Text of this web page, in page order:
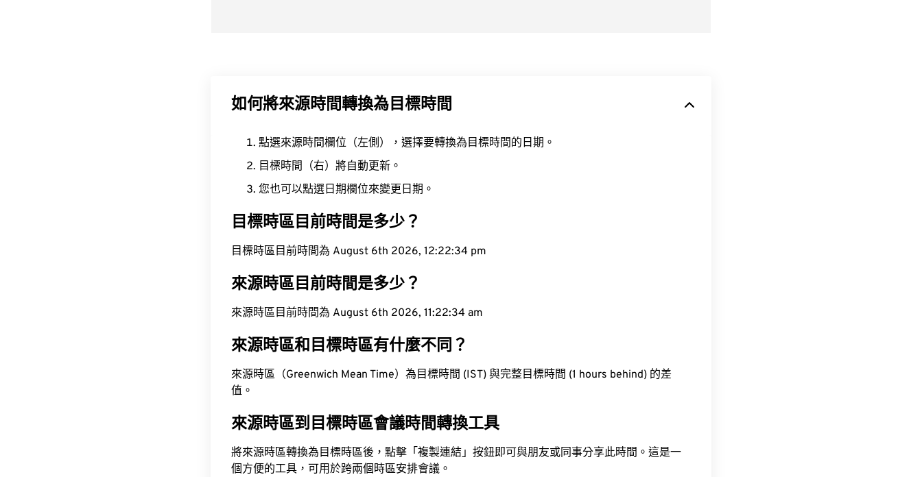
如何將來源時間轉換為目標時間
點選來源時間欄位（左側），選擇要轉換為目標時間的日期。
目標時間（右）將自動更新。
您也可以點選日期欄位來變更日期。
目標時區目前時間是多少？
目標時區目前時間為 August 6th 2026, 12:22:35 pm
來源時區目前時間是多少？
來源時區目前時間為 August 6th 2026, 11:22:35 am
來源時區和目標時區有什麼不同？
來源時區（Greenwich Mean Time）為目標時間 (IST) 與完整目標時間 (1 hours behind) 的差
值。
來源時區到目標時區會議時間轉換工具
將來源時區轉換為目標時區後，點擊「複製連結」按鈕即可與朋友或同事分享此時間。這是一
個方便的工具，可用於跨兩個時區安排會議。